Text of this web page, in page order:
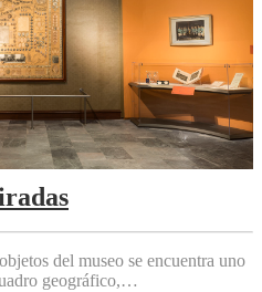
del museo se encuentra uno
geográfico,…